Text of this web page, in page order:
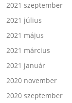
2021 szeptember
2021 július
2021 május
2021 március
2021 január
2020 november
2020 szeptember